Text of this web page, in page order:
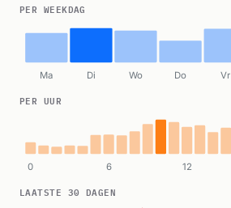
PER WEEKDAG
Ma Di Wo Do Vr
PER UUR
0 6 12
LAATSTE 30 DAGEN